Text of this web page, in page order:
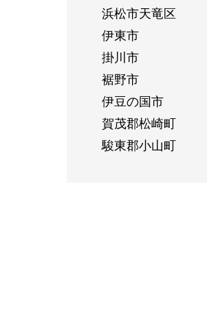
浜松市天竜区
伊東市
掛川市
裾野市
伊豆の国市
賀茂郡松崎町
駿東郡小山町